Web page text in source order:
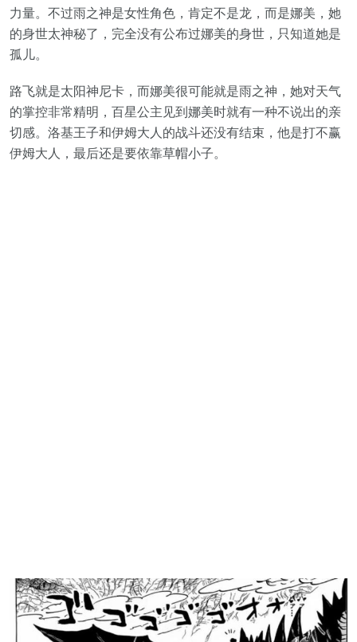
力量。不过雨之神是女性角色，肯定不是龙，而是娜美，她
的身世太神秘了，完全没有公布过娜美的身世，只知道她是
孤儿。
路飞就是太阳神尼卡，而娜美很可能就是雨之神，她对天气
的掌控非常精明，百星公主见到娜美时就有一种不说出的亲
切感。洛基王子和伊姆大人的战斗还没有结束，他是打不赢
伊姆大人，最后还是要依靠草帽小子。